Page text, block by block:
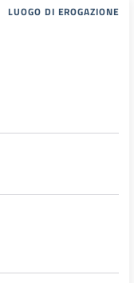
LUOGO DI EROGAZIONE